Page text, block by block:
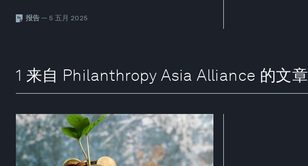
报告 — 5 五月 2025
1 来自 Philanthropy Asia Alliance 的文章